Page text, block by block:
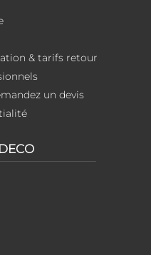
& tarifs retour
un devis